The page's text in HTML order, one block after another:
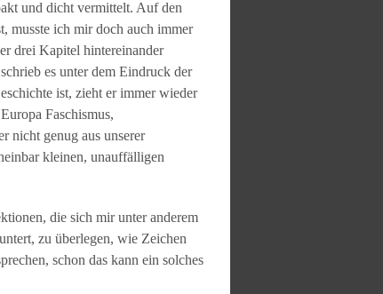
und dicht vermittelt. Auf den
musste ich mir doch auch immer
drei Kapitel hintereinander
es unter dem Eindruck der
ist, zieht er immer wieder
Faschismus,
nicht genug aus unserer
kleinen, unauffälligen
die sich mir unter anderem
zu überlegen, wie Zeichen
schon das kann ein solches